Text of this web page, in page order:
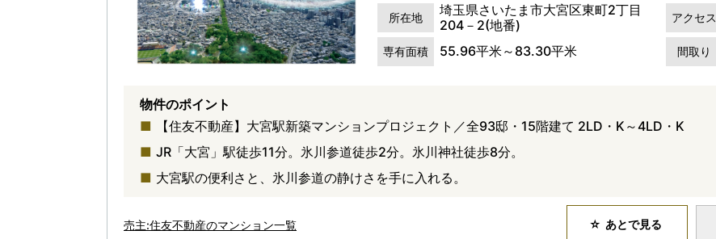
所在地
埼玉県さいたま市大宮区東町2丁目
204－2(地番)
アクセス
専有面積 55.96平米～83.30平米 間取り
物件のポイント
【住友不動産】大宮駅新築マンションプロジェクト／全93邸・15階建て 2LD・K～4LD・K
JR「大宮」駅徒歩11分。氷川参道徒歩2分。氷川神社徒歩8分。
大宮駅の便利さと、氷川参道の静けさを手に入れる。
売主:住友不動産のマンション一覧 あとで見る